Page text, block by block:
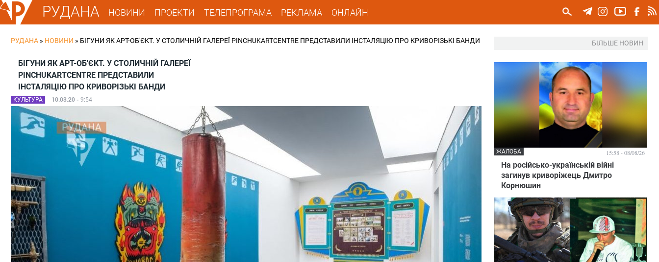
РУДАНА НОВИНИ ПРОЕКТИ ТЕЛЕПРОГРАМА РЕКЛАМА ОНЛАЙН
РУДАНА » НОВИНИ » БІГУНИ ЯК АРТ-ОБ'ЄКТ. У СТОЛИЧНІЙ ГАЛЕРЕЇ PINCHUKARTCENTRE ПРЕДСТАВИЛИ ІНСТАЛЯЦІЮ ПРО КРИВОРІЗЬКІ БАНДИ
БІГУНИ ЯК АРТ-ОБ'ЄКТ. У СТОЛИЧНІЙ ГАЛЕРЕЇ
PINCHUKARTCENTRE ПРЕДСТАВИЛИ
ІНСТАЛЯЦІЮ ПРО КРИВОРІЗЬКІ БАНДИ
КУЛЬТУРА 10.03.20 - 9:54
БІЛЬШЕ НОВИН
На російсько-українській війні
загинув криворіжець Дмитро
Корнюшин
ЖАЛОБА 15:58 - 08/08/26